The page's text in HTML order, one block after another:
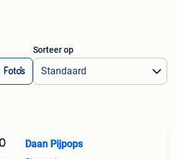
Foto’s
Sorteer op
Daan Pijpops